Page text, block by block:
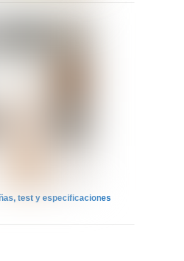
test y especificaciones